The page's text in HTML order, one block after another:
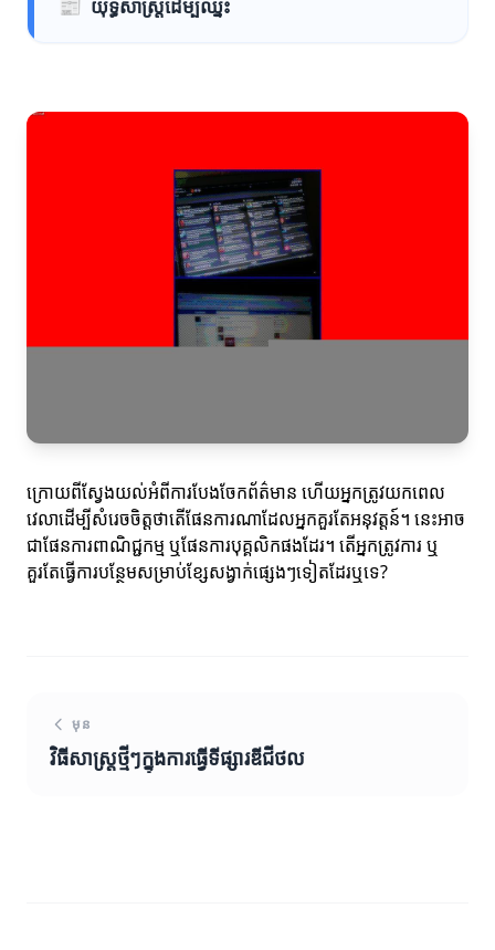
📰 យុទ្ធសាស្ត្រដើម្បីឈ្នះ
ក្រោយពីស្វែងយល់អំពីការបែងចែកព័ត៌មាន ហើយអ្នកត្រូវយកពេល
វេលាដើម្បីសំរេចចិត្តថាតើផែនការណាដែលអ្នកគួរតែអនុវត្តន៍។ នេះអាច
ជាផែនការពាណិជ្ជកម្ម ឬផែនការបុគ្គលិកផងដែរ។ តើអ្នកត្រូវការ ឬ
គួរតែធ្វើការបន្ថែមសម្រាប់ខ្សែសង្វាក់ផ្សេងៗទៀតដែរឬទេ?
មុន
វិធីសាស្ត្រថ្មីៗក្នុងការធ្វើទីផ្សារឌីជីថល